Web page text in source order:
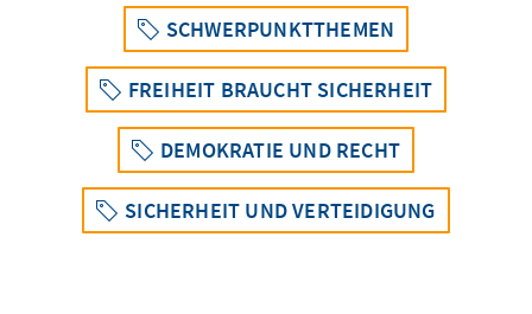
SCHWERPUNKTTHEMEN
FREIHEIT BRAUCHT SICHERHEIT
DEMOKRATIE UND RECHT
SICHERHEIT UND VERTEIDIGUNG